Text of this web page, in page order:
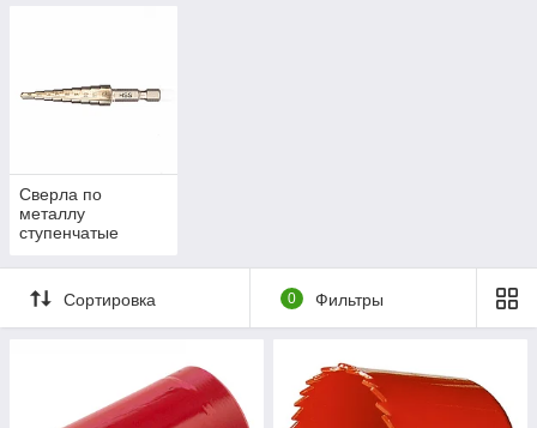
Сверла по
металлу
ступенчатые
Сортировка 0 Фильтры